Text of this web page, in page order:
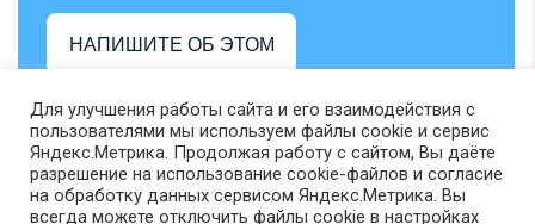
НАПИШИТЕ ОБ ЭТОМ
Для улучшения работы сайта и его взаимодействия с
пользователями мы используем файлы cookie и сервис
Яндекс.Метрика. Продолжая работу с сайтом, Вы даёте
разрешение на использование cookie-файлов и согласие
на обработку данных сервисом Яндекс.Метрика. Вы
всегда можете отключить файлы cookie в настройках